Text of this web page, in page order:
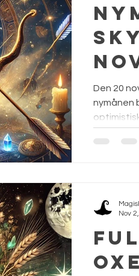
Den 20
nymånen
Nov